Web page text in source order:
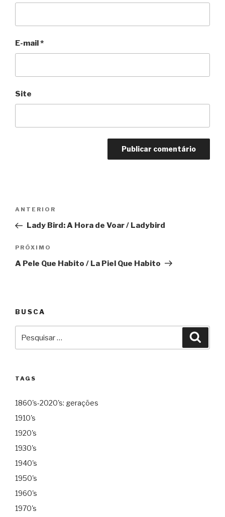
E-mail *
Site
Post
Anterior
ANTERIOR
Lady Bird: A Hora de Voar / Ladybird
Próximo
PRÓXIMO
A Pele Que Habito / La Piel Que Habito
BUSCA
TAGS
1860's-2020's: gerações
1910's
1920's
1930's
1940's
1950's
1960's
1970's